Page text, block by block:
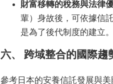
財富移轉的稅務與法律
輩）身故後，可依據信
是為了後代制度的建立。
六、 跨域整合的國際趨
參考日本的安養信託發展與美